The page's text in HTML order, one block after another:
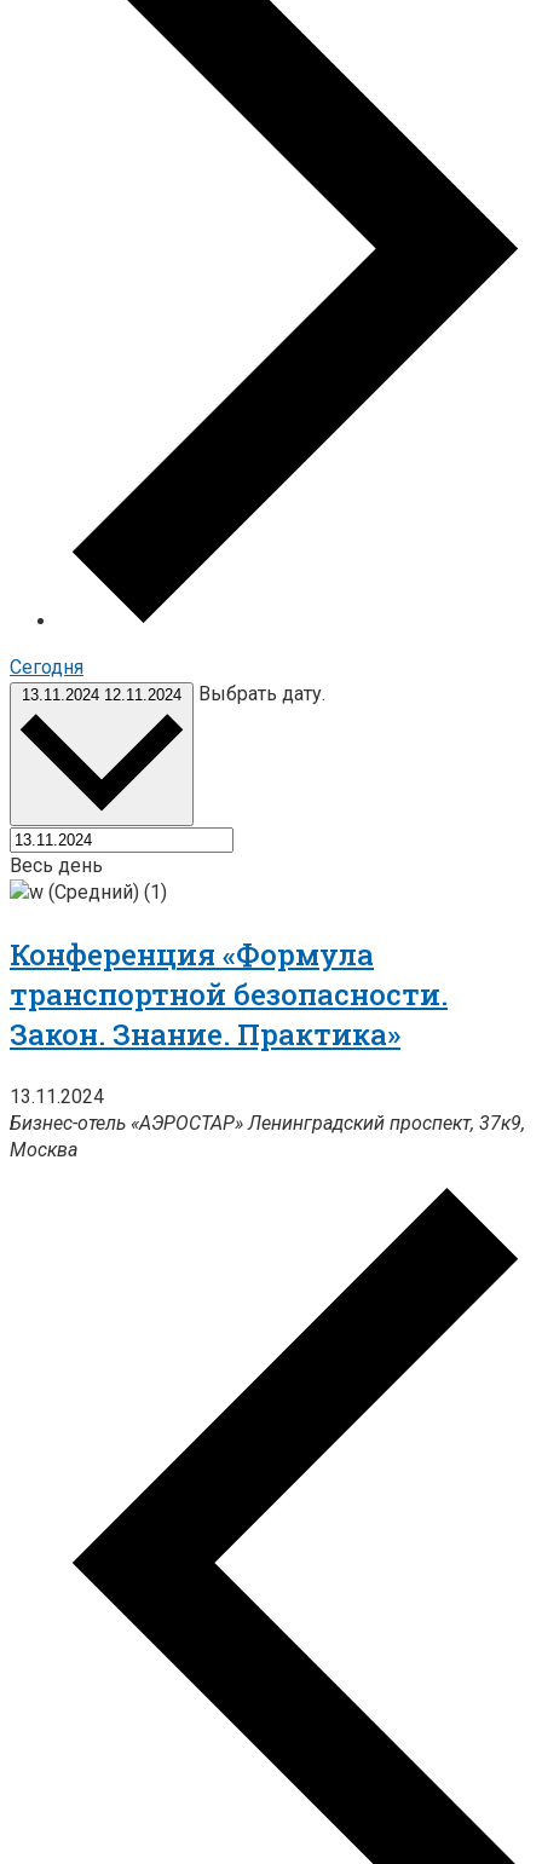
Cегодня
13.11.2024 12.11.2024 Выбрать дату.
Весь день
Конференция «Формула
транспортной безопасности.
Закон. Знание. Практика»
13.11.2024
Бизнес-отель «АЭРОСТАР»Ленинградский проспект, 37к9,
Москва